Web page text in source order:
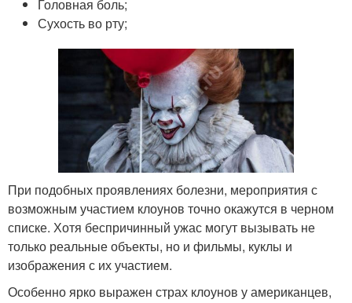
Головная боль;
Сухость во рту;
При подобных проявлениях болезни, мероприятия с
возможным участием клоунов точно окажутся в черном
списке. Хотя беспричинный ужас могут вызывать не
только реальные объекты, но и фильмы, куклы и
изображения с их участием.
Особенно ярко выражен страх клоунов у американцев,